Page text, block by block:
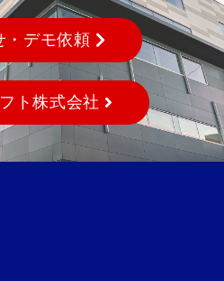
・デモ依頼
ト株式会社